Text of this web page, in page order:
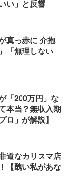
い」と反響
真っ赤に 介抱
「無理しない
「200万円」な
本当？無収入期
ロ」が解説】
道なカリスマ店
【醜い私があな